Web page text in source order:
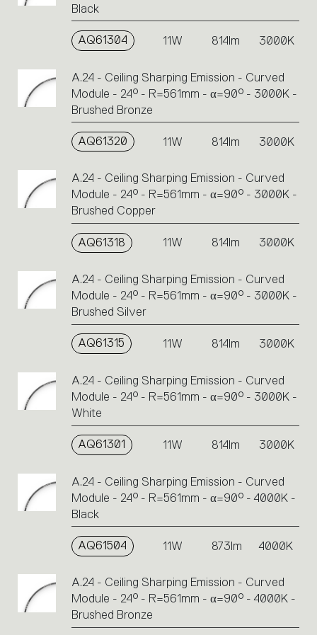
Black
AQ61304 11W 814lm 3000K
A.24 - Ceiling Sharping Emission - Curved
Module - 24° - R=561mm - α=90° - 3000K -
Brushed Bronze
AQ61320 11W 814lm 3000K
A.24 - Ceiling Sharping Emission - Curved
Module - 24° - R=561mm - α=90° - 3000K -
Brushed Copper
AQ61318 11W 814lm 3000K
A.24 - Ceiling Sharping Emission - Curved
Module - 24° - R=561mm - α=90° - 3000K -
Brushed Silver
AQ61315 11W 814lm 3000K
A.24 - Ceiling Sharping Emission - Curved
Module - 24° - R=561mm - α=90° - 3000K -
White
AQ61301 11W 814lm 3000K
A.24 - Ceiling Sharping Emission - Curved
Module - 24° - R=561mm - α=90° - 4000K -
Black
AQ61504 11W 873lm 4000K
A.24 - Ceiling Sharping Emission - Curved
Module - 24° - R=561mm - α=90° - 4000K -
Brushed Bronze